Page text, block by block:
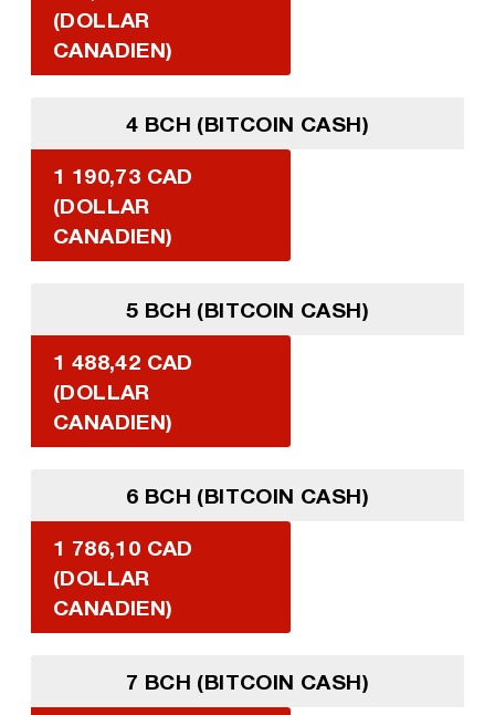
(DOLLAR
CANADIEN)
4 BCH (BITCOIN CASH)
1 190,73 CAD
(DOLLAR
CANADIEN)
5 BCH (BITCOIN CASH)
1 488,42 CAD
(DOLLAR
CANADIEN)
6 BCH (BITCOIN CASH)
1 786,10 CAD
(DOLLAR
CANADIEN)
7 BCH (BITCOIN CASH)